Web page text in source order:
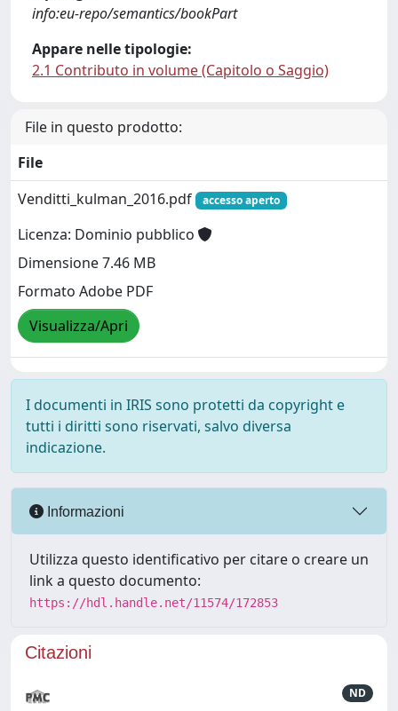
info:eu-repo/semantics/bookPart
Appare nelle tipologie:
2.1 Contributo in volume (Capitolo o Saggio)
File in questo prodotto:
File
Venditti_kulman_2016.pdf
accesso aperto
Licenza: Dominio pubblico
Dimensione 7.46 MB
Formato Adobe PDF
Visualizza/Apri
I documenti in IRIS sono protetti da copyright e
tutti i diritti sono riservati, salvo diversa
indicazione.
Informazioni
Utilizza questo identificativo per citare o creare un
link a questo documento:
https://hdl.handle.net/11574/172853
Citazioni
ND